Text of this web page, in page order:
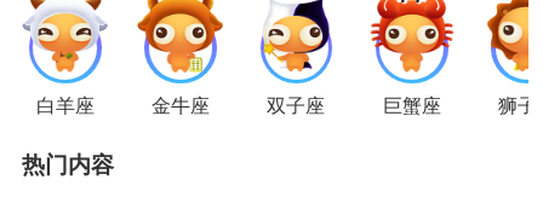
力。金牛座是不擅长表达自己的
星座，她们对另一
半的感情通常是体现在生活的处处细节当中，敏感
的双鱼座很容易被她们所感动。同时，双鱼座那种
白羊座 金牛座 双子座 巨蟹座 狮子
热门内容